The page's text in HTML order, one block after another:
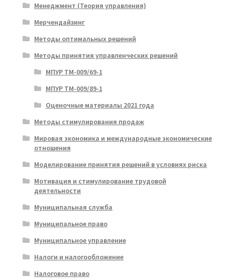
Менеджмент (Теория управления)
Мерчендайзинг
Методы оптимальных решений
Методы принятия управленческих решений
МПУР ТМ-009/69-1
МПУР ТМ-009/89-1
Оценочные материалы 2021 года
Методы стимулирования продаж
Мировая экономика и международные экономические
отношения
Моделирование принятия решений в условиях риска
Мотивация и стимулирование трудовой
деятельности
Муниципальная служба
Муниципальное право
Муниципальное управление
Налоги и налогообложение
Налоговое право